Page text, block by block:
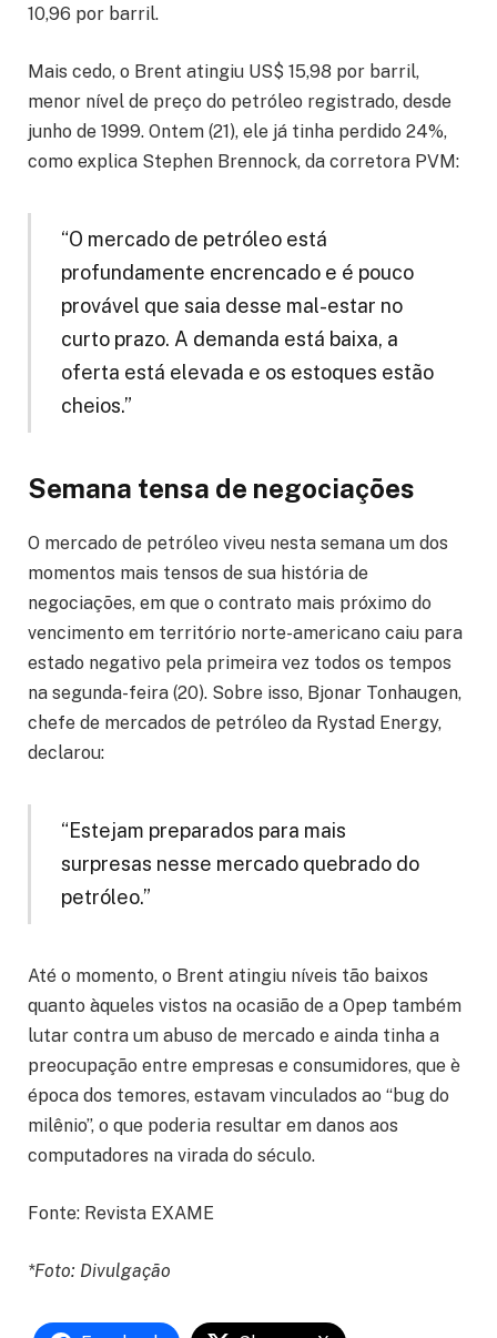
10,96 por barril.
Mais cedo, o Brent atingiu US$ 15,98 por barril,
menor nível de preço do petróleo registrado, desde
junho de 1999. Ontem (21), ele já tinha perdido 24%,
como explica Stephen Brennock, da corretora PVM:
“O mercado de petróleo está
profundamente encrencado e é pouco
provável que saia desse mal-estar no
curto prazo. A demanda está baixa, a
oferta está elevada e os estoques estão
cheios.”
Semana tensa de negociações
O mercado de petróleo viveu nesta semana um dos
momentos mais tensos de sua história de
negociações, em que o contrato mais próximo do
vencimento em território norte-americano caiu para
estado negativo pela primeira vez todos os tempos
na segunda-feira (20). Sobre isso, Bjonar Tonhaugen,
chefe de mercados de petróleo da Rystad Energy,
declarou:
“Estejam preparados para mais
surpresas nesse mercado quebrado do
petróleo.”
Até o momento, o Brent atingiu níveis tão baixos
quanto àqueles vistos na ocasião de a Opep também
lutar contra um abuso de mercado e ainda tinha a
preocupação entre empresas e consumidores, que è
época dos temores, estavam vinculados ao “bug do
milênio”, o que poderia resultar em danos aos
computadores na virada do século.
Fonte: Revista EXAME
*Foto: Divulgação